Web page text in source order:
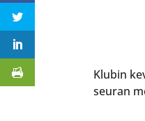
Klubin
seuran